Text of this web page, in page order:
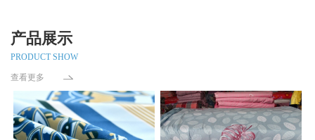
产品展示
PRODUCT SHOW
查看更多